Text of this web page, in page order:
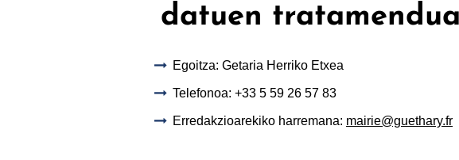
datuen tratamendua
Egoitza: Getaria Herriko Etxea
Telefonoa: +33 5 59 26 57 83
Erredakzioarekiko harremana: mairie@guethary.fr